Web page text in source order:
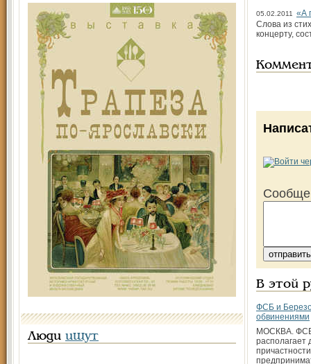
Люди ищут
05.02.2011
«А
Слова из
концерту,
В этой
ФСБ и
обвинениями
МОСКВА.
располагает
причастности